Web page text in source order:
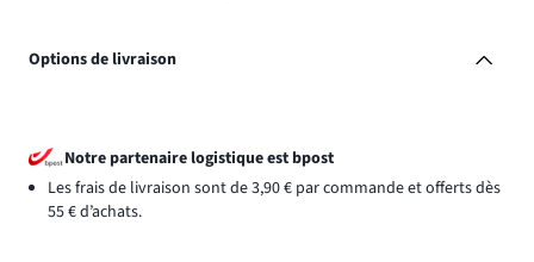
Options de livraison
Notre partenaire logistique est bpost
Les frais de livraison sont de 3,90 € par commande et offerts dès
55 € d’achats.